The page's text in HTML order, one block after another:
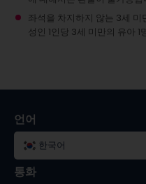
좌석을 차지하지 않는 3세
성인 1인당 3세 미만의 유아
언어
한국어
통화